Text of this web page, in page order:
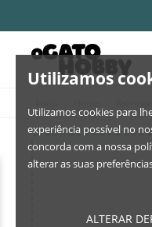
Utilizamos
Utilizamos cookies para
experiência possível no
concorda com a nossa
alterar as suas
ALTERAR